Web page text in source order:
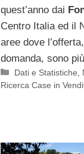
quest’anno dai
Centro Italia ed il
aree dove
domanda, sono
Categorie
Dati e Statistiche
Ricerca Case in